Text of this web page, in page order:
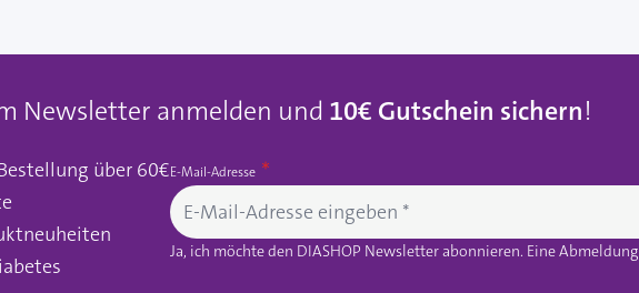
Newsletter anmelden und 10€ Gutschein sichern!
über 60€E-Mail-Adresse
Ja, ich möchte den DIASHOP Newsletter abonnieren. Eine